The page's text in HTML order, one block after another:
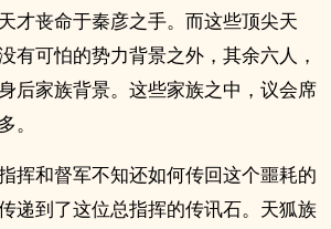
才丧命于秦彦之手。而这些顶尖天
有可怕的势力背景之外，其余六人，
后家族背景。这些家族之中，议会席
。
挥和督军不知还如何传回这个噩耗的
递到了这位总指挥的传讯石。天狐族